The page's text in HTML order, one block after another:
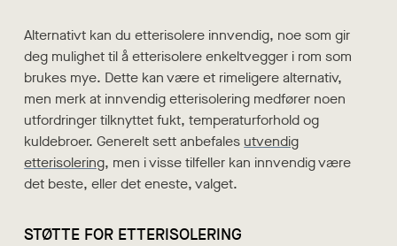
Alternativt kan du etterisolere innvendig, noe som gir
deg mulighet til å etterisolere enkeltvegger i rom som
brukes mye. Dette kan være et rimeligere alternativ,
men merk at innvendig etterisolering medfører noen
utfordringer tilknyttet fukt, temperaturforhold og
kuldebroer. Generelt sett anbefales utvendig
etterisolering, men i visse tilfeller kan innvendig være
det beste, eller det eneste, valget.
STØTTE FOR ETTERISOLERING